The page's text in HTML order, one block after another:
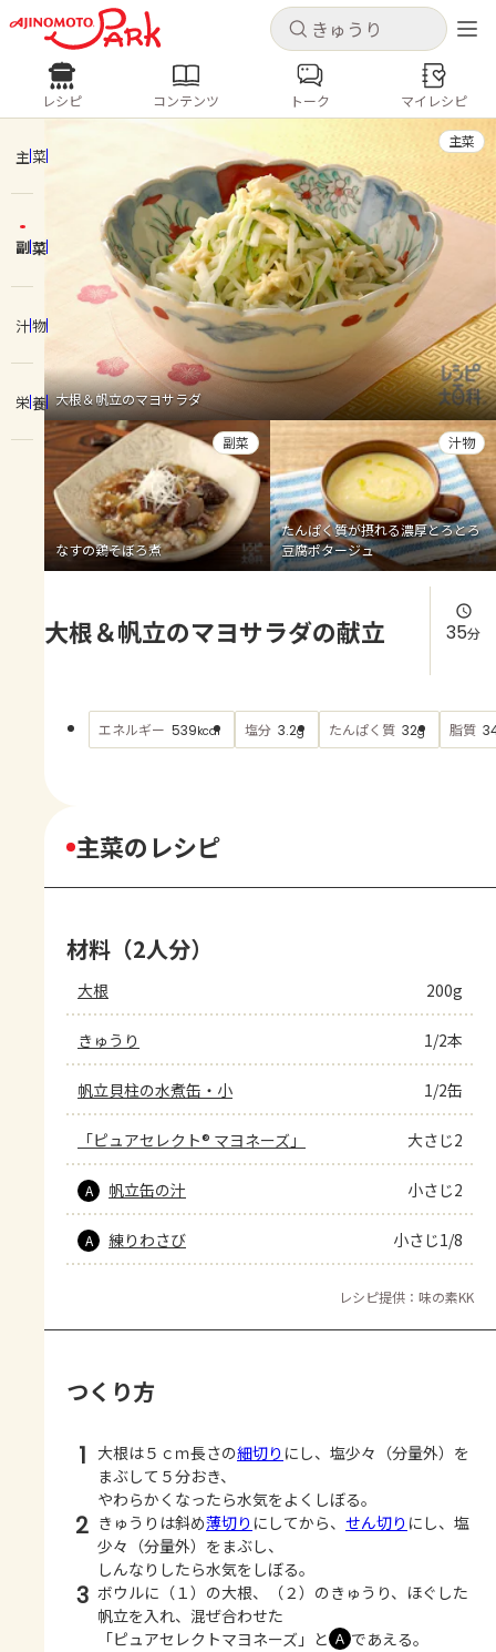
キャンセル
ログインするとレシピを保存できます
新規登録
ホーム
コンテンツ
レシピ
トーク
よくあるお問い合わせ
お買い物
AJINOMOTO PARK とは
キャンセル
レシピ コンテンツ
人気の食材・レシピ
きゅうり なす トマト
とうもろこし
ピーマン
みょうが ゴーヤ
レシピ コンテンツ トーク マイレシピ
主菜
副菜
汁物
栄養 大根＆帆立のマヨサラダ
主菜
なすの鶏そぼろ煮
副菜
たんぱく質が摂れる濃厚とろとろ
豆腐ポタージュ
汁物
大根＆帆立のマヨサラダの献立 35分
エネルギー 539kcal 塩分 3.2g たんぱく質 32g 脂質
主菜のレシピ
材料（2人分）
大根 200g
きゅうり 1/2本
帆立貝柱の水煮缶・小 1/2缶
「ピュアセレクト® マヨネーズ」 大さじ2
A 帆立缶の汁 小さじ2
A 練りわさび 小さじ1/8
レシピ提供：味の素KK
つくり方
1 大根は５ｃｍ長さの細切り にし、塩少々（分量外）を
まぶして５分おき、
やわらかくなったら水気をよくしぼる。
2 きゅうりは斜め薄切り にしてから、 せん切り にし、塩
少々（分量外）をまぶし、
しんなりしたら水気をしぼる。
3 ボウルに（１）の大根、（２）のきゅうり、ほぐした
帆立を入れ、混ぜ合わせた
「ピュアセレクトマヨネーズ」と Ａ であえる。